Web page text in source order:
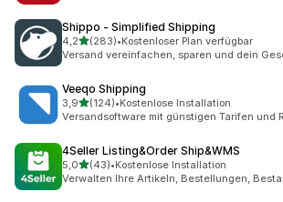
Shippo ‑ Simplified Shipping
4,2von 5 Sternen
(283)
283 Rezensionen insgesamt
•Kostenloser Plan verfügbar
Versand vereinfachen, sparen und dein
Veeqo Shipping
3,9von 5 Sternen
(124)
124 Rezensionen insgesamt
•Kostenlose Installation
Versandsoftware mit günstigen Tarifen und
4Seller Listing&Order Ship&WMS
5,0von 5 Sternen
(43)
43 Rezensionen insgesamt
•Kostenlose Installation
Verwalten Ihre Artikeln, Bestellungen,